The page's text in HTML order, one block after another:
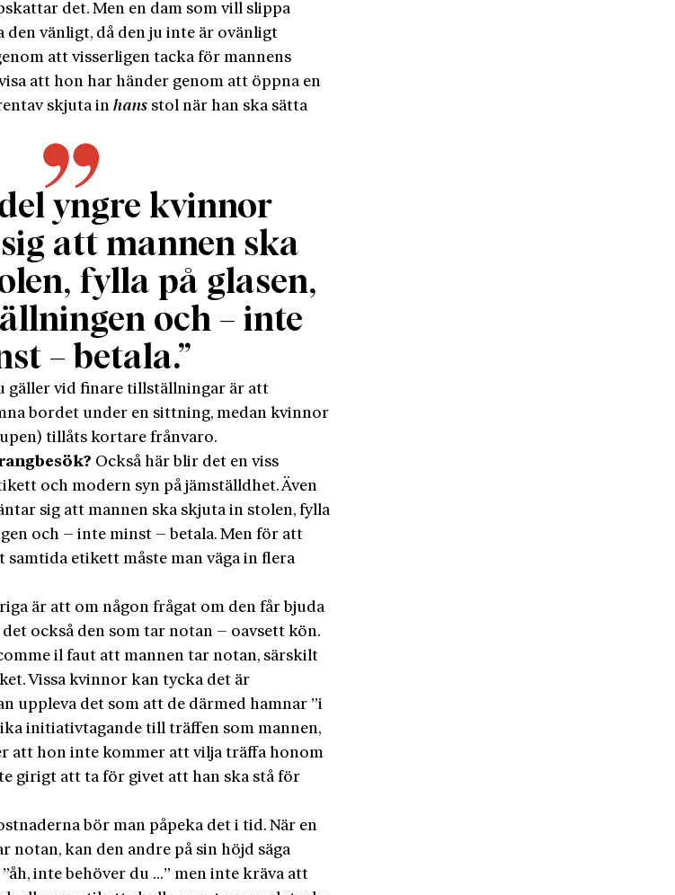
det. Men en dam som vill slippa
den vänligt, då den ju inte är ovänligt
att visserligen tacka för mannens
att hon har händer genom att öppna en
skjuta inhans stol när han ska sätta
yngre kvinnor
att mannen ska
fylla på glasen,
och – inte
– betala.”
gäller vid finare tillställningar är att
bordet under en sittning, medan kvinnor
tillåts kortare frånvaro.
Också här blir det en viss
och modern syn på jämställdhet. Även
sig att mannen ska skjuta in stolen, fylla
och – inte minst – betala. Men för att
samtida etikett måste man väga in flera
är att om någon frågat om den får bjuda
det också den som tar notan – oavsett kön.
il faut att mannen tar notan, särskilt
Vissa kvinnor kan tycka det är
uppleva det som att de därmed hamnar ”i
initiativtagande till träffen som mannen,
att hon inte kommer att vilja träffa honom
girigt att ta för givet att han ska stå för
bör man påpeka det i tid. När en
notan, kan den andre på sin höjd säga
inte behöver du …” men inte kräva att